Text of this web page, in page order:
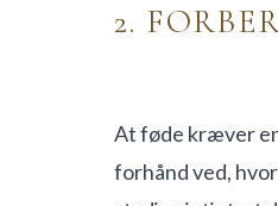
2.
At føde kræver
forhånd ved,